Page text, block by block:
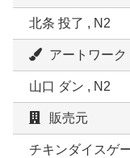
北条 投了 , N2
アートワーク
山口 ダン , N2
販売元
チキンダイスゲ